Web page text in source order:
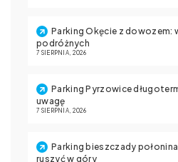
Parking Okęcie z dowozem:
podróżnych
7 SIERPNIA, 2026
Parking Pyrzowice
uwagę
7 SIERPNIA, 2026
Parking bieszczady
ruszyć w góry